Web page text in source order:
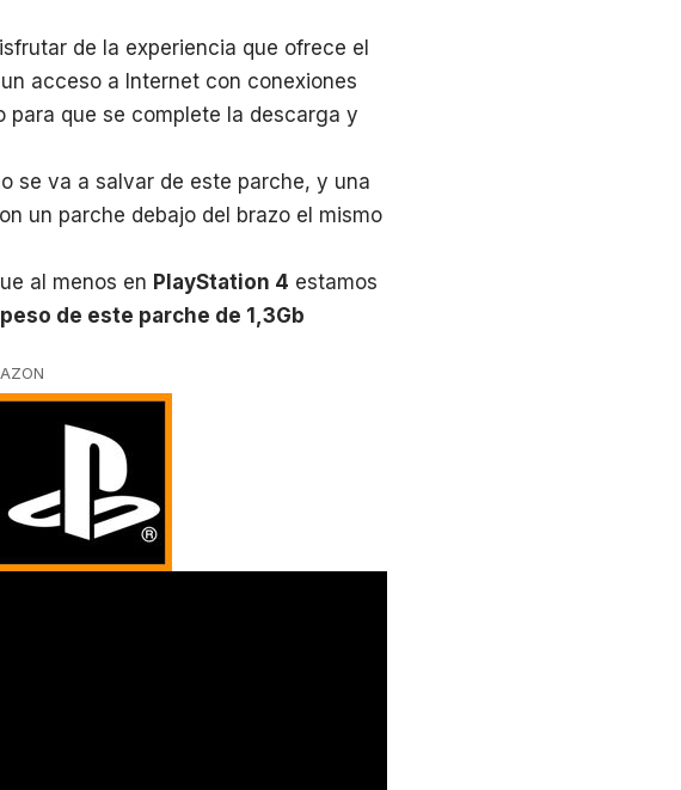
de la experiencia que ofrece el
acceso a Internet con conexiones
para que se complete la descarga y
se va a salvar de este parche, y una
un parche debajo del brazo el mismo
al menos en PlayStation 4 estamos
de este parche de 1,3Gb